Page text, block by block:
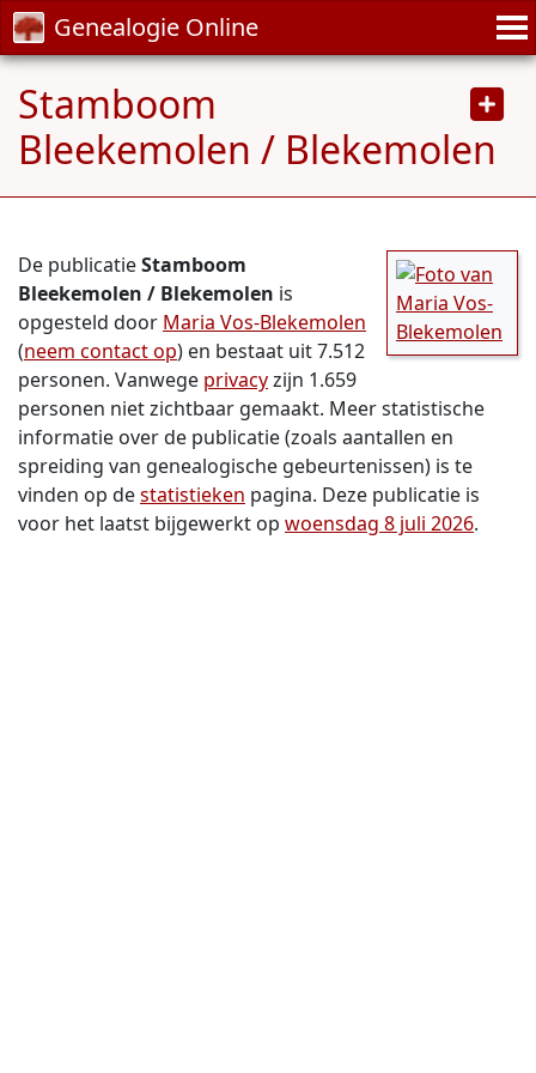
Genealogie Online
Stamboom
Bleekemolen / Blekemolen
De publicatieStamboom
Bleekemolen / Blekemolen is
opgesteld door Maria Vos-Blekemolen
(neem contact op) en bestaat uit 7.512
personen. Vanwege privacyzijn 1.659
personen niet zichtbaar gemaakt. Meer statistische
informatie over de publicatie (zoals aantallen en
spreiding van genealogische gebeurtenissen) is te
vinden op destatistieken pagina. Deze publicatie is
voor het laatst bijgewerkt op woensdag 8 juli 2026.